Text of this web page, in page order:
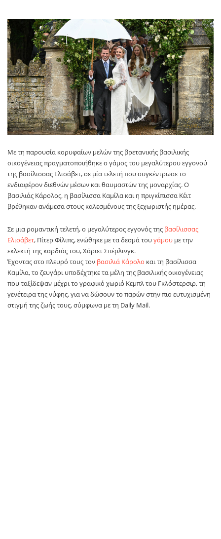
Με τη παρουσία κορυφαίων μελών της βρετανικής βασιλικής
οικογένειας πραγματοποιήθηκε ο γάμος του μεγαλύτερου εγγονού
της βασίλισσας Ελισάβετ, σε μία τελετή που συγκέντρωσε το
ενδιαφέρον διεθνών μέσων και θαυμαστών της μοναρχίας. Ο
βασιλιάς Κάρολος, η βασίλισσα Καμίλα και η πριγκίπισσα Κέιτ
βρέθηκαν ανάμεσα στους καλεσμένους της ξεχωριστής ημέρας.
Σε μια ρομαντική τελετή, ο μεγαλύτερος εγγονός της βασίλισσας
Ελισάβετ, Πίτερ Φίλιπς, ενώθηκε με τα δεσμά τουγάμου με την
εκλεκτή της καρδιάς του, Χάριετ Σπέρλινγκ.
Έχοντας στο πλευρό τους τον βασιλιά Κάρολο και τη βασίλισσα
Καμίλα, το ζευγάρι υποδέχτηκε τα μέλη της βασιλικής οικογένειας
που ταξίδεψαν μέχρι το γραφικό χωριό Κεμπλ του Γκλόστερσιρ, τη
γενέτειρα της νύφης, για να δώσουν το παρών στην πιο ευτυχισμένη
στιγμή της ζωής τους, σύμφωνα με τη Daily Mail.